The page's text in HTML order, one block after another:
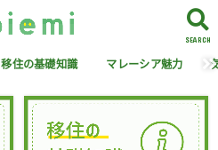
SEARCH
移住の基礎知識 マレーシア魅力